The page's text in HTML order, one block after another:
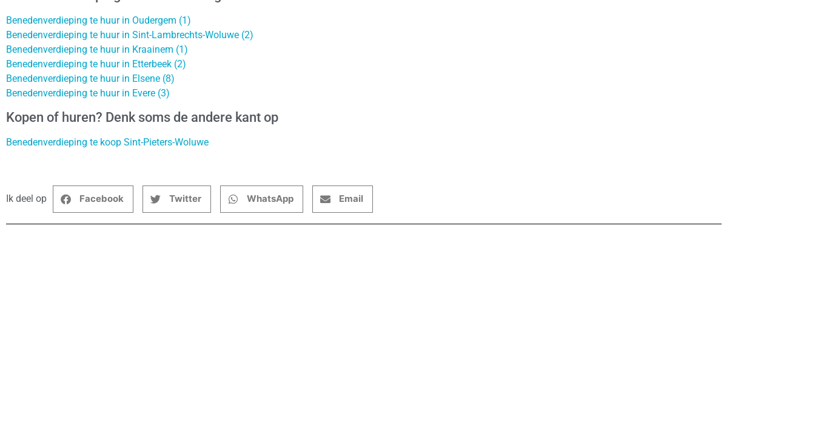
Benedenverdieping te huur in Oudergem (1)
Benedenverdieping te huur in Sint-Lambrechts-Woluwe (2)
Benedenverdieping te huur in Kraainem (1)
Benedenverdieping te huur in Etterbeek (2)
Benedenverdieping te huur in Elsene (8)
Benedenverdieping te huur in Evere (3)
Kopen of huren? Denk soms de andere kant op
Benedenverdieping te koop Sint-Pieters-Woluwe
Ik deel op Facebook Twitter WhatsApp Email